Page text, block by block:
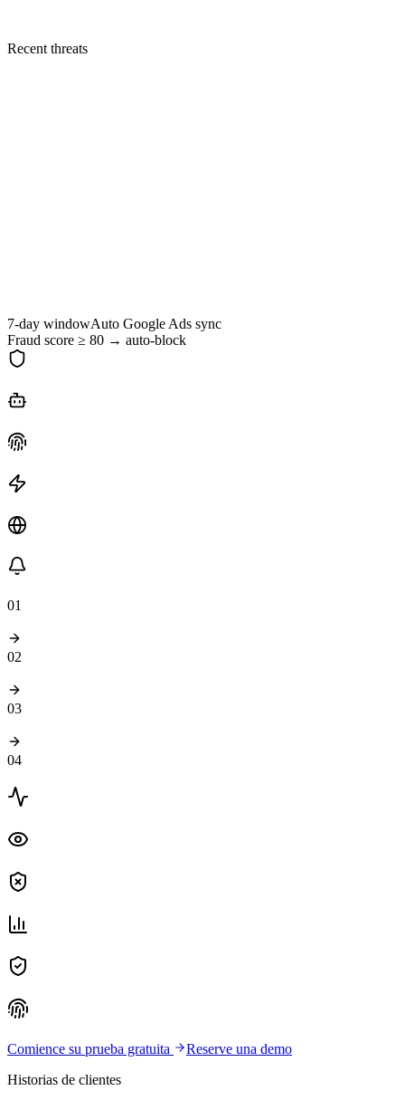
Recent threats
7-day windowAuto Google Ads sync
Fraud score ≥ 80 → auto-block
01
02
03
04
Comience su prueba gratuita
Reserve una demo
Historias de clientes